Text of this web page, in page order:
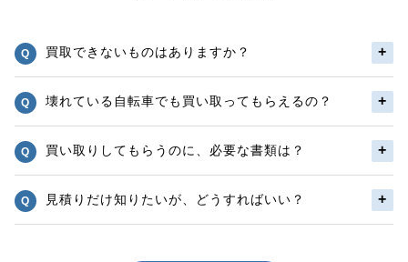
買取できないものはありますか？
壊れている自転車でも買い取ってもらえるの？
買い取りしてもらうのに、必要な書類は？
見積りだけ知りたいが、どうすればいい？